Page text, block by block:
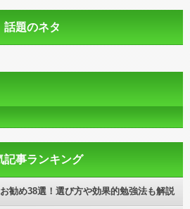
話題のネタ
記事ランキング
勧め38選！選び方や効果的勉強法も解説